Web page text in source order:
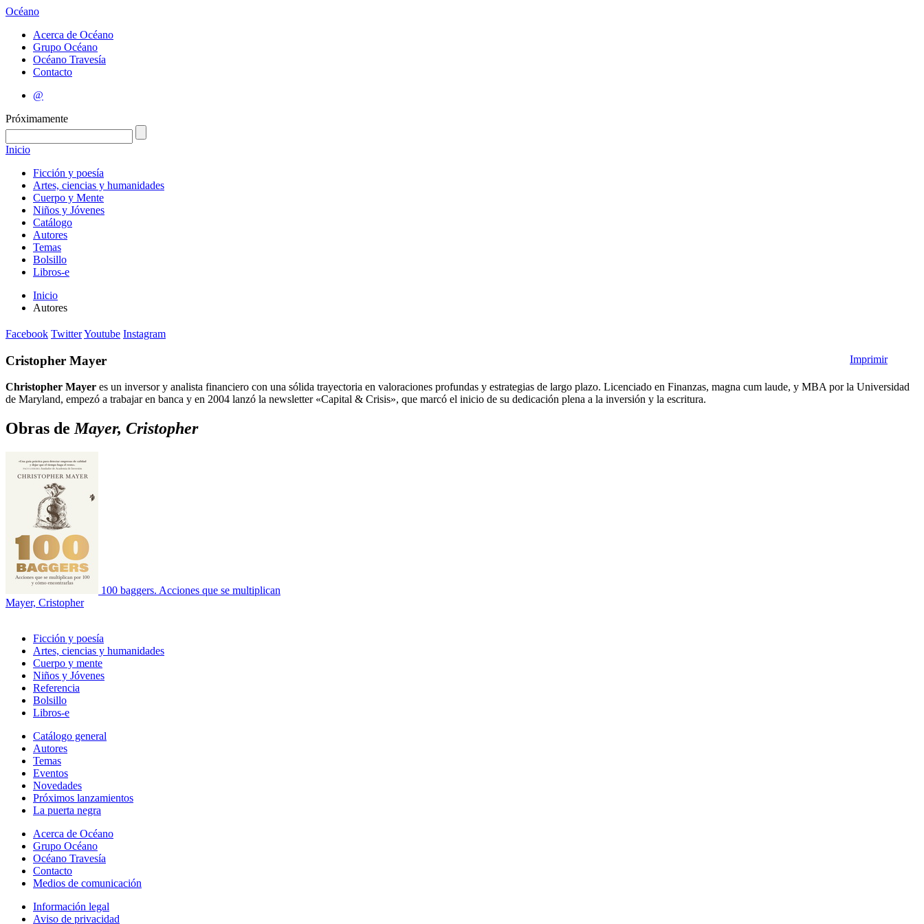
Océano
Acerca de Océano
Grupo Océano
Océano Travesía
Contacto
@
Próximamente
Inicio
Ficción y poesía
Artes, ciencias y humanidades
Cuerpo y Mente
Niños y Jóvenes
Catálogo
Autores
Temas
Bolsillo
Libros-e
Inicio
Autores
Facebook TwitterYoutube Instagram
Imprimir
Cristopher Mayer
Christopher Mayer es un inversor y analista financiero con una sólida trayectoria en valoraciones profundas y estrategias de largo plazo. Licenciado en Finanzas, magna cum laude, y MBA por la Universidad
de Maryland, empezó a trabajar en banca y en 2004 lanzó la newsletter «Capital & Crisis», que marcó el inicio de su dedicación plena a la inversión y la escritura.
Obras deMayer, Cristopher
100 baggers. Acciones que se multiplican
Mayer, Cristopher
Ficción y poesía
Artes, ciencias y humanidades
Cuerpo y mente
Niños y Jóvenes
Referencia
Bolsillo
Libros-e
Catálogo general
Autores
Temas
Eventos
Novedades
Próximos lanzamientos
La puerta negra
Acerca de Océano
Grupo Océano
Océano Travesía
Contacto
Medios de comunicación
Información legal
Aviso de privacidad